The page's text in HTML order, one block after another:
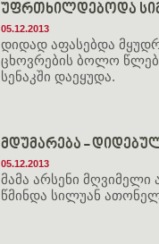
უფრთხილდებოდა
05.12.2013
დიდად აფასებდა
ცხოვრების ბოლო
სენაკში დაეყუდა.
მდუმარება -
05.12.2013
მამა არსენი მღვიმელი
წმინდა სილუან